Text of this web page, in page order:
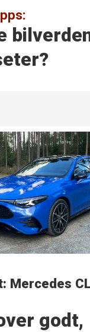
Mercedes
godt,